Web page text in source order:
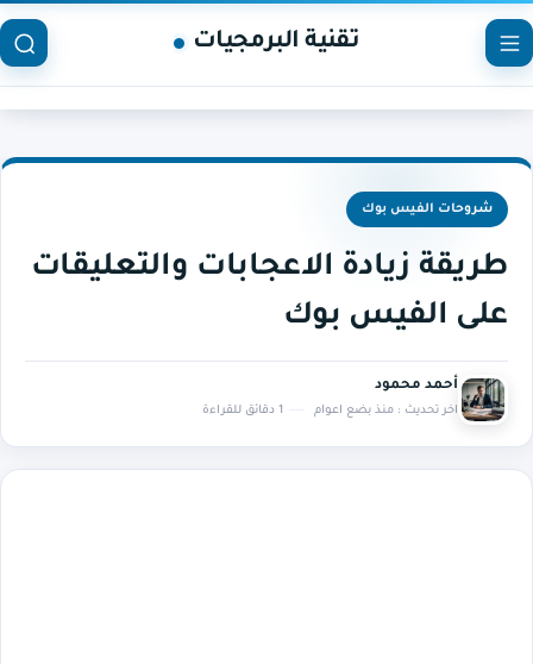
تقنية البرمجيات
شروحات الفيس بوك
طريقة زيادة الاعجابات والتعليقات
على الفيس بوك
أحمد محمود
اخر تحديث : منذ بضع اعوام 1 دقائق للقراءة